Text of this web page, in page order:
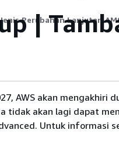
Perubahan Lanjutan
|
AWS akan mengakhiri
tidak akan lagi dapat
Untuk informasi